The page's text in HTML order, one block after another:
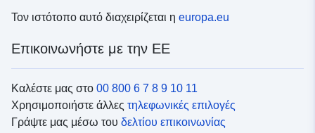
Τον ιστότοπο αυτό διαχειρίζεται η europa.eu
Επικοινωνήστε με την ΕΕ
Καλέστε μας στο 00 800 6 7 8 9 10 11
Χρησιμοποιήστε άλλες τηλεφωνικές επιλογές
Γράψτε μας μέσω του δελτίου επικοινωνίας